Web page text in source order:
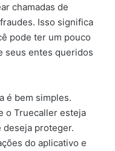
chamadas de
Isso significa
pode ter um pouco
seus entes queridos
é bem simples.
o Truecaller esteja
deseja proteger.
do aplicativo e